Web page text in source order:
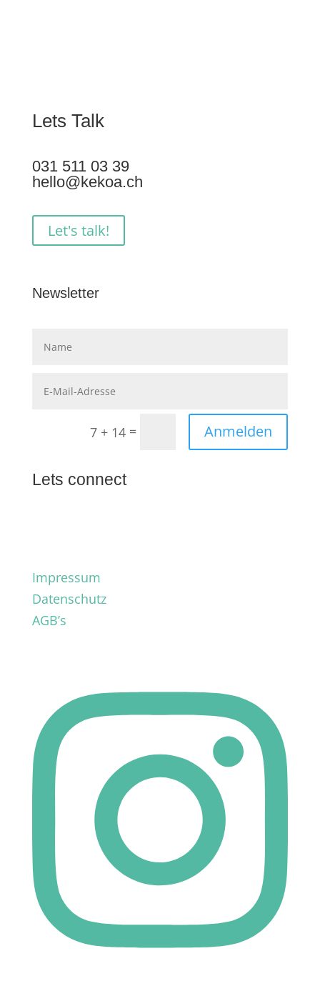
Lets Talk
031 511 03 39
hello@kekoa.ch
Let's talk!
Newsletter
7 + 14 = Anmelden
Lets connect
Impressum
Datenschutz
AGB’s